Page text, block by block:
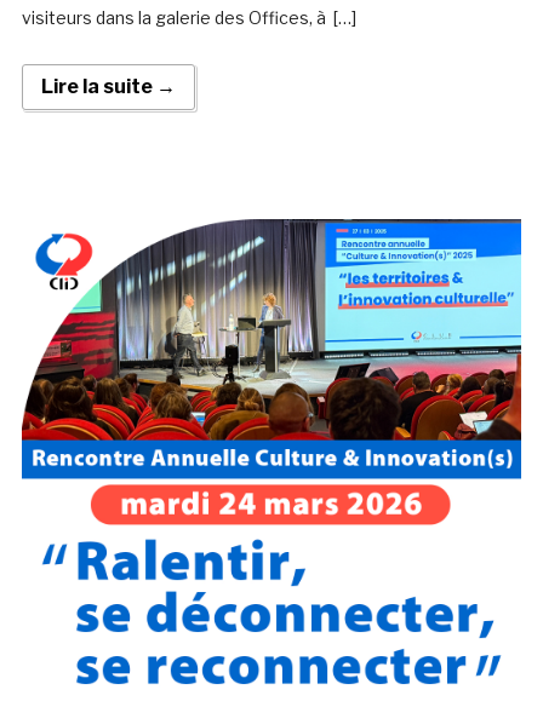
visiteurs dans la galerie des Offices, à […]
Lire la suite →